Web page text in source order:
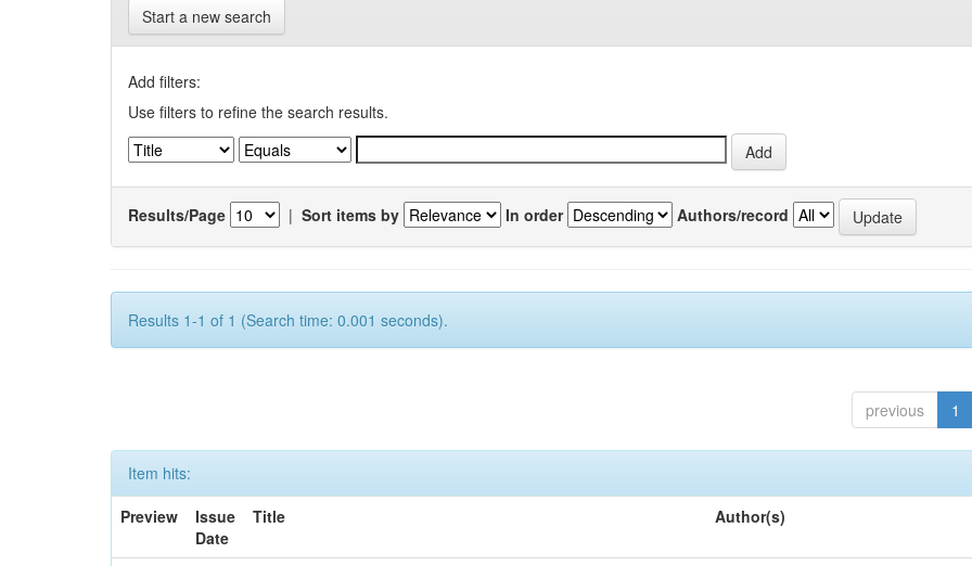
Start a new search
Add filters:
Use filters to refine the search results.
Results/Page | Sort items by In order Authors/record
Results 1-1 of 1 (Search time: 0.001 seconds).
previous 1
Item hits:
Preview
Issue
Date
Title Author(s)